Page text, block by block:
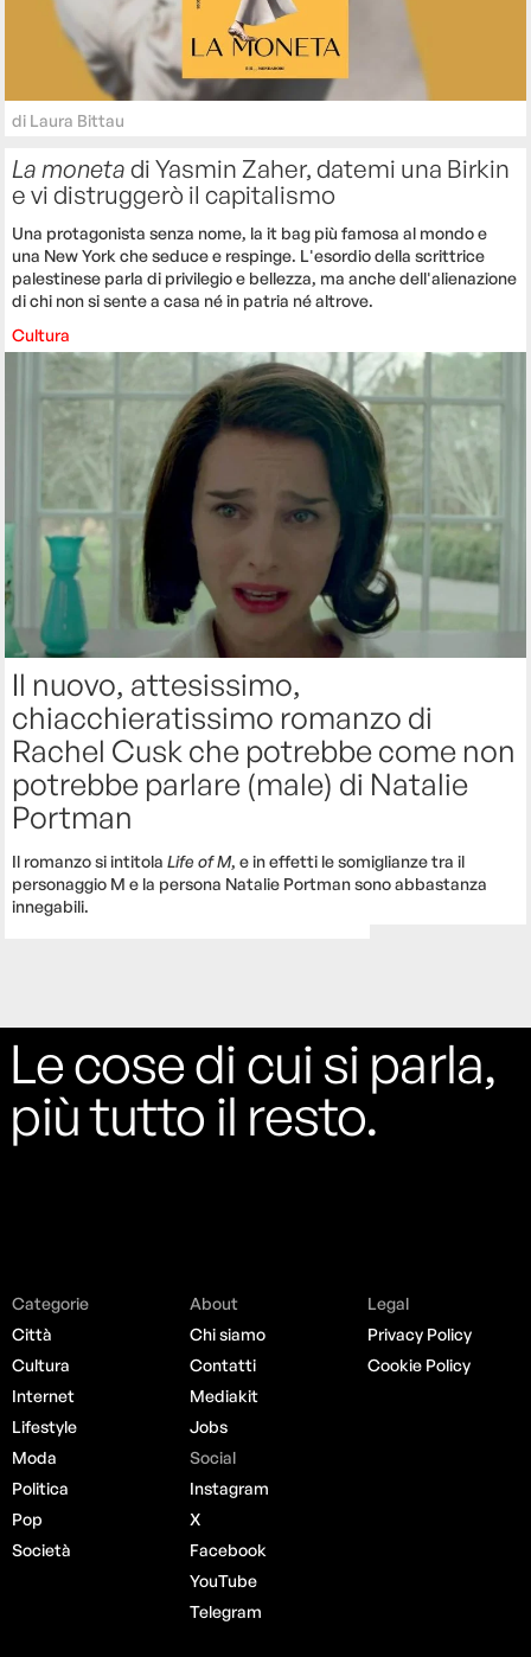
di Laura Bittau
La monetadi Yasmin Zaher, datemi una Birkin
e vi distruggerò il capitalismo
Una protagonista senza nome, la it bag più famosa al mondo e
una New York che seduce e respinge. L'esordio della scrittrice
palestinese parla di privilegio e bellezza, ma anche dell'alienazione
di chi non si sente a casa né in patria né altrove.
Cultura
Il nuovo, attesissimo,
chiacchieratissimo romanzo di
Rachel Cusk che potrebbe come non
potrebbe parlare (male) di Natalie
Portman
Il romanzo si intitolaLife of M, e in effetti le somiglianze tra il
personaggio M e la persona Natalie Portman sono abbastanza
innegabili.
Le cose di cui si parla,
più tutto il resto.
Categorie
Città
Cultura
Internet
Lifestyle
Moda
Politica
Pop
Società
About
Chi siamo
Contatti
Mediakit
Jobs
Social
Instagram
X
Facebook
YouTube
Telegram
Legal
Privacy Policy
Cookie Policy